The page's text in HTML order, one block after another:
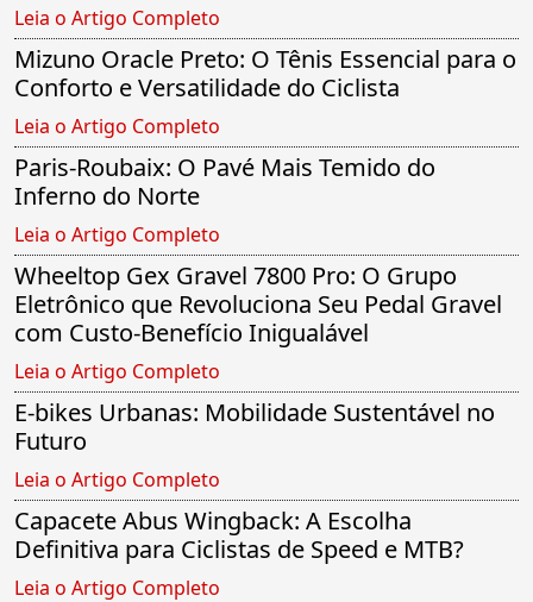
Leia o Artigo Completo
Mizuno Oracle Preto: O Tênis Essencial para o
Conforto e Versatilidade do Ciclista
Leia o Artigo Completo
Paris-Roubaix: O Pavé Mais Temido do
Inferno do Norte
Leia o Artigo Completo
Wheeltop Gex Gravel 7800 Pro: O Grupo
Eletrônico que Revoluciona Seu Pedal Gravel
com Custo-Benefício Inigualável
Leia o Artigo Completo
E-bikes Urbanas: Mobilidade Sustentável no
Futuro
Leia o Artigo Completo
Capacete Abus Wingback: A Escolha
Definitiva para Ciclistas de Speed e MTB?
Leia o Artigo Completo